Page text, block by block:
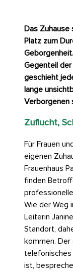
Das Zuhause
Platz zum
Gegenteil der
geschieht
lange
Verborgenen
Zuflucht,
Für Frauen
eigenen
Frauenhaus
finden
Wie der Weg
Leiterin
Standort,
kommen.
telefonisches
ist,